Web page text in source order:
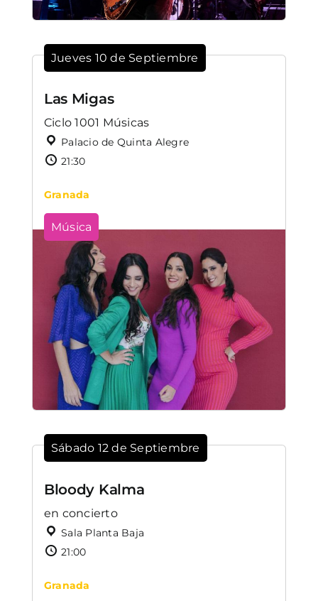
Jueves 10 de Septiembre
Las Migas
Ciclo 1001 Músicas
Palacio de Quinta Alegre
21:30
Granada
Música
Sábado 12 de Septiembre
Bloody Kalma
en concierto
Sala Planta Baja
21:00
Granada